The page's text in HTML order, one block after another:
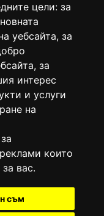
цели: за
уебсайта, за
, за
интерес
и услуги
на
за
които
вас.
съм
в националния
национална